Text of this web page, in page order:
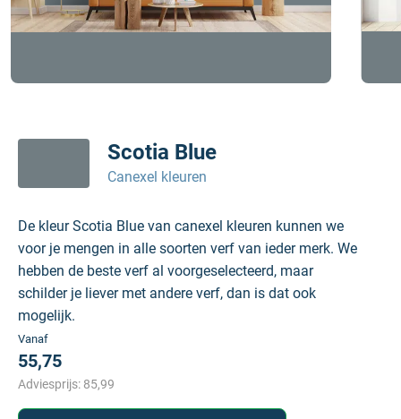
Scotia Blue
Canexel kleuren
De kleur Scotia Blue van canexel kleuren kunnen we
voor je mengen in alle soorten verf van ieder merk. We
hebben de beste verf al voorgeselecteerd, maar
schilder je liever met andere verf, dan is dat ook
mogelijk.
Vanaf
55,75
Adviesprijs: 85,99